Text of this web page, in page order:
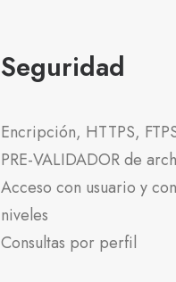
Seguridad
Encripción, HTTPS,
PRE-VALIDADOR de
Acceso con usuario y
niveles
Consultas por perfil